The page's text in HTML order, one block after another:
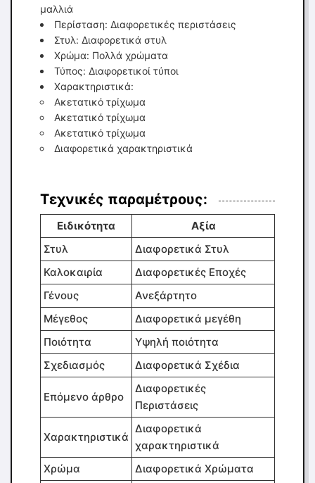
μαλλιά
Περίσταση: Διαφορετικές περιστάσεις
Στυλ: Διαφορετικά στυλ
Χρώμα: Πολλά χρώματα
Τύπος: Διαφορετικοί τύποι
Χαρακτηριστικά:
Ακετατικό τρίχωμα
Ακετατικό τρίχωμα
Ακετατικό τρίχωμα
Διαφορετικά χαρακτηριστικά
Τεχνικές παραμέτρους:
Ειδικότητα
Αξία
Στυλ
Διαφορετικά Στυλ
Καλοκαιρία
Διαφορετικές Εποχές
Γένους
Ανεξάρτητο
Μέγεθος
Διαφορετικά μεγέθη
Ποιότητα
Υψηλή ποιότητα
Σχεδιασμός
Διαφορετικά Σχέδια
Επόμενο άρθρο
Διαφορετικές
Περιστάσεις
Χαρακτηριστικά
Διαφορετικά
χαρακτηριστικά
Χρώμα
Διαφορετικά Χρώματα